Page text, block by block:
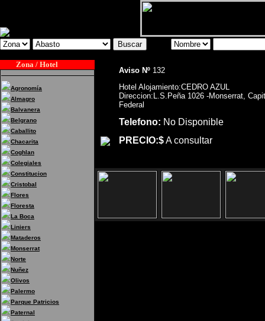
Zona / Hotel
Agronomía
Almagro
Balvanera
Belgrano
Caballito
Chacarita
Coghlan
Colegiales
Constitucion
Cristobal
Flores
Floresta
La Boca
Liniers
Mataderos
Monserrat
Norte
Nuñez
Olivos
Palermo
Parque Patricios
Paternal
Aviso Nº 132
Hotel Alojamiento:CEDRO AZUL
Direccion:L.S.Peña 1026 -Monserrat,
Federal
Telefono: No Disponible
PRECIO:$A consultar